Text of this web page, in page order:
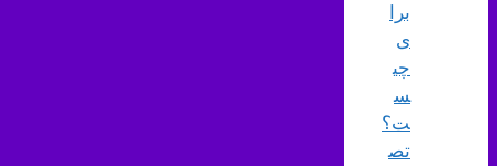
برا
ی
چی
س
ت؟
تص